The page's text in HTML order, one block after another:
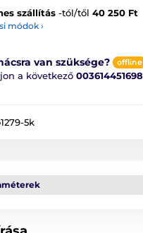
szállítás -tól/től 40 250 Ft
módok ›
van szüksége? offline
a következő 003614451698
5k